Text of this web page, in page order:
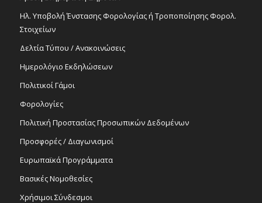
Ηλ. Υποβολή Ένστασης Φορολογίας ή Τροποποίησης Φορολ.
Στοιχείων
Δελτία Τύπου / Ανακοινώσεις
Ημερολόγιο Εκδηλώσεων
Πολιτικοί Γάμοι
Φορολογίες
Πολιτική Προστασίας Προσωπικών Δεδομένων
Προσφορές / Διαγωνισμοί
Ευρωπαϊκά Προγράμματα
Βασικές Νομοθεσίες
Χρήσιμοι Σύνδεσμοι